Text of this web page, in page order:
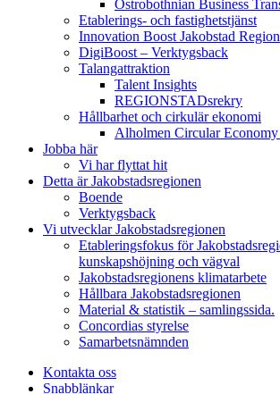
Ostrobothnian Business
Etablerings- och fastighetstjänst
Innovation Boost Jakobstad Region
DigiBoost – Verktygsback
Talangattraktion
Talent Insights
REGIONSTADsrekry
Hållbarhet och cirkulär ekonomi
Alholmen Circular
Jobba här
Vi har flyttat hit
Detta är Jakobstadsregionen
Boende
Verktygsback
Vi utvecklar Jakobstadsregionen
Etableringsfokus för
kunskapshöjning och vägval
Jakobstadsregionens klimatarbete
Hållbara Jakobstadsregionen
Material & statistik – samlingssida.
Concordias styrelse
Samarbetsnämnden
Kontakta oss
Snabblänkar